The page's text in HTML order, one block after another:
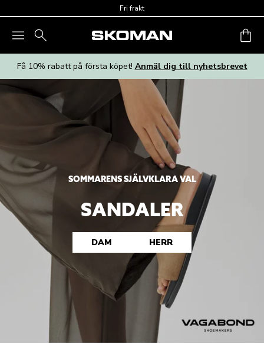
Fri frakt
Få 10% rabatt på första köpet! Anmäl dig till nyhetsbrevet
SOMMARENS SJÄLVKLARA VAL
SANDALER
DAM HERR